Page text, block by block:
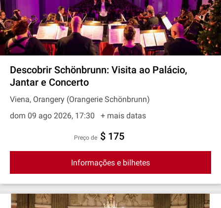
Descobrir Schönbrunn: Visita ao Palácio,
Jantar e Concerto
Viena, Orangery (Orangerie Schönbrunn)
dom 09 ago 2026, 17:30
+ mais datas
preço de $ 175
Informações e bilhetes